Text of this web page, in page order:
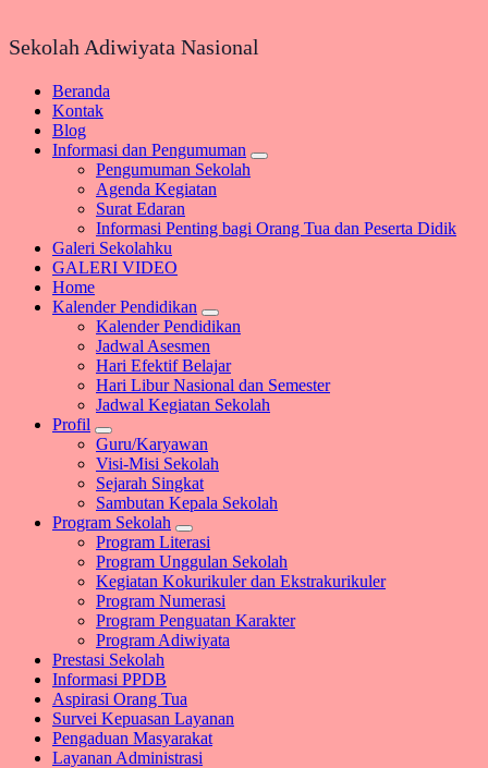
Sekolah Adiwiyata Nasional
Beranda
Kontak
Blog
Informasi dan Pengumuman
Pengumuman Sekolah
Agenda Kegiatan
Surat Edaran
Informasi Penting bagi Orang Tua dan Peserta Didik
Galeri Sekolahku
GALERI VIDEO
Home
Kalender Pendidikan
Kalender Pendidikan
Jadwal Asesmen
Hari Efektif Belajar
Hari Libur Nasional dan Semester
Jadwal Kegiatan Sekolah
Profil
Guru/Karyawan
Visi-Misi Sekolah
Sejarah Singkat
Sambutan Kepala Sekolah
Program Sekolah
Program Literasi
Program Unggulan Sekolah
Kegiatan Kokurikuler dan Ekstrakurikuler
Program Numerasi
Program Penguatan Karakter
Program Adiwiyata
Prestasi Sekolah
Informasi PPDB
Aspirasi Orang Tua
Survei Kepuasan Layanan
Pengaduan Masyarakat
Layanan Administrasi